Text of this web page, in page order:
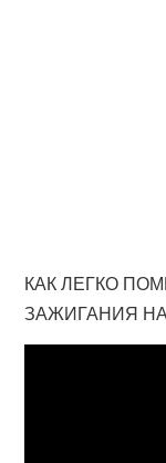
КАК ЛЕГКО
ЗАЖИГАНИЯ